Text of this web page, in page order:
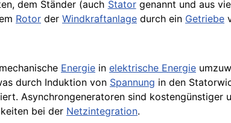
dem Ständer (auch Statorgenannt und aus
Rotor der Windkraftanlage durch ein Getriebe
Energie in elektrische Energie
durch Induktion von Spannung in den
Asynchrongeneratoren sind kostengünstiger
bei der Netzintegration.